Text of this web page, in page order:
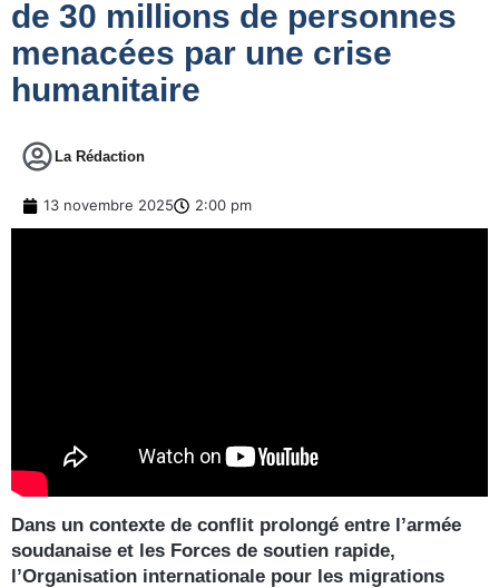
de 30 millions de personnes
menacées par une crise
humanitaire
La Rédaction
13 novembre 2025 2:00 pm
Dans un contexte de conflit prolongé entre l’armée
soudanaise et les Forces de soutien rapide,
l’Organisation internationale pour les migrations